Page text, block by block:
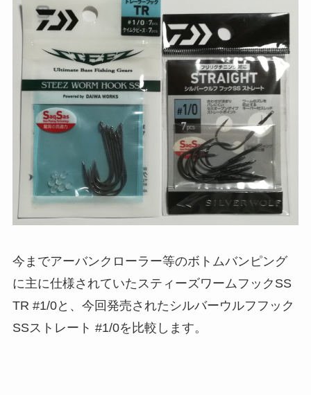
今までアーバンクローラー等のボトムバンピング
に主に仕様されていたスティーズワームフックSS
TR #1/0と、今回発売されたシルバーウルフフック
SSストレート #1/0を比較します。